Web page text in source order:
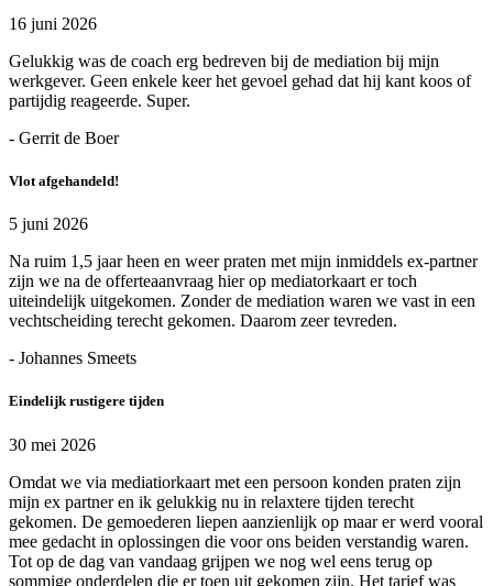
16 juni 2026
Gelukkig was de coach erg bedreven bij de mediation bij mijn
werkgever. Geen enkele keer het gevoel gehad dat hij kant koos of
partijdig reageerde. Super.
- Gerrit de Boer
Vlot afgehandeld!
5 juni 2026
Na ruim 1,5 jaar heen en weer praten met mijn inmiddels ex-partner
zijn we na de offerteaanvraag hier op mediatorkaart er toch
uiteindelijk uitgekomen. Zonder de mediation waren we vast in een
vechtscheiding terecht gekomen. Daarom zeer tevreden.
- Johannes Smeets
Eindelijk rustigere tijden
30 mei 2026
Omdat we via mediatiorkaart met een persoon konden praten zijn
mijn ex partner en ik gelukkig nu in relaxtere tijden terecht
gekomen. De gemoederen liepen aanzienlijk op maar er werd vooral
mee gedacht in oplossingen die voor ons beiden verstandig waren.
Tot op de dag van vandaag grijpen we nog wel eens terug op
sommige onderdelen die er toen uit gekomen zijn. Het tarief was